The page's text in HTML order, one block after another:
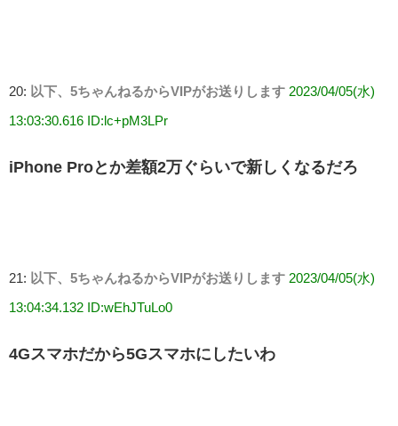
20: 以下、5ちゃんねるからVIPがお送りします 2023/04/05(水)
13:03:30.616 ID:lc+pM3LPr
iPhone Proとか差額2万ぐらいで新しくなるだろ
21: 以下、5ちゃんねるからVIPがお送りします 2023/04/05(水)
13:04:34.132 ID:wEhJTuLo0
4Gスマホだから5Gスマホにしたいわ